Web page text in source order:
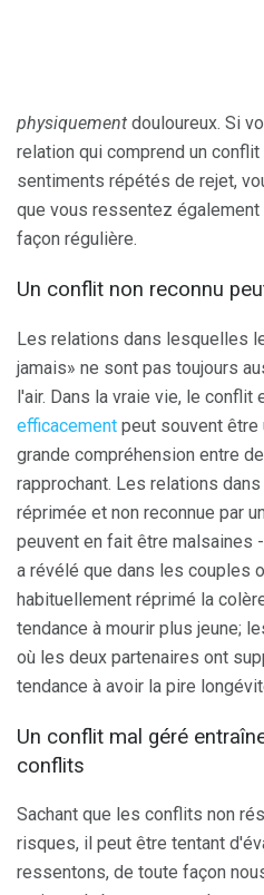
physiquement douloureux. Si
relation qui comprend un
sentiments répétés de rejet,
que vous ressentez
façon régulière.
Un conflit non reconnu
Les relations dans lesquelles
jamais» ne sont pas toujours
l'air. Dans la vraie vie, le conflit
efficacement peut souvent être
grande compréhension entre
rapprochant. Les relations
réprimée et non reconnue par
peuvent en fait être malsaines
a révélé que dans les couples
habituellement réprimé la
tendance à mourir plus jeune;
où les deux partenaires ont
tendance à avoir la pire
Un conflit mal géré
conflits
Sachant que les conflits non
risques, il peut être tentant
ressentons, de toute façon